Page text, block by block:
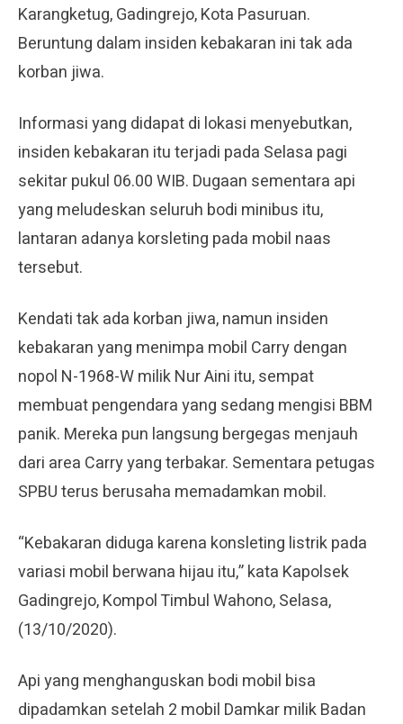
Karangketug, Gadingrejo, Kota Pasuruan.
Beruntung dalam insiden kebakaran ini tak ada
korban jiwa.
Informasi yang didapat di lokasi menyebutkan,
insiden kebakaran itu terjadi pada Selasa pagi
sekitar pukul 06.00 WIB. Dugaan sementara api
yang meludeskan seluruh bodi minibus itu,
lantaran adanya korsleting pada mobil naas
tersebut.
Kendati tak ada korban jiwa, namun insiden
kebakaran yang menimpa mobil Carry dengan
nopol N-1968-W milik Nur Aini itu, sempat
membuat pengendara yang sedang mengisi BBM
panik. Mereka pun langsung bergegas menjauh
dari area Carry yang terbakar. Sementara petugas
SPBU terus berusaha memadamkan mobil.
“Kebakaran diduga karena konsleting listrik pada
variasi mobil berwana hijau itu,” kata Kapolsek
Gadingrejo, Kompol Timbul Wahono, Selasa,
(13/10/2020).
Api yang menghanguskan bodi mobil bisa
dipadamkan setelah 2 mobil Damkar milik Badan